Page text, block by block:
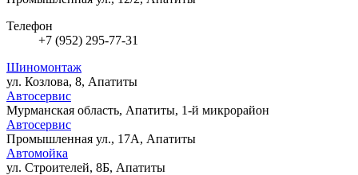
Телефон
+7 (952) 295-77-31
Шиномонтаж
ул. Козлова, 8, Апатиты
Автосервис
Мурманская область, Апатиты, 1-й микрорайон
Автосервис
Промышленная ул., 17А, Апатиты
Автомойка
ул. Строителей, 8Б, Апатиты